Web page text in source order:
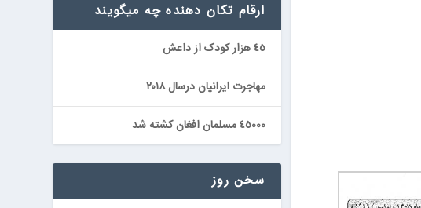
ارقام تكان دهنده چه ميگويند
٤٥ هزار کودک از داعش
مهاجرت ایرانیان درسال ٢٠١٨
٤٥٠٠٠ مسلمان افغان كشته شد
سخن روز